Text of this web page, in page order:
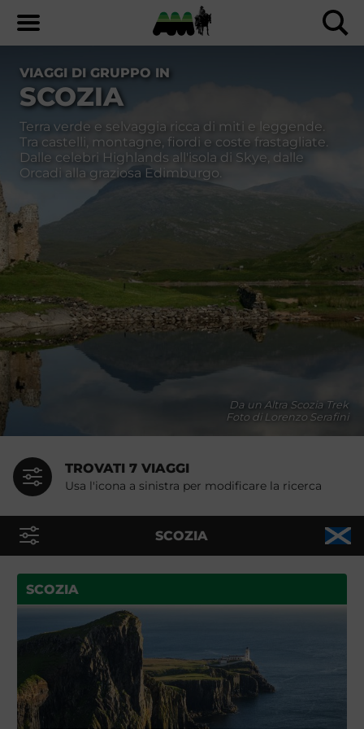
VIAGGI DI GRUPPO IN
SCOZIA
Terra verde e selvaggia ricca di miti e leggende.
Tra castelli, montagne, fiordi e coste frastagliate.
Dalle celebri Highlands all'isola di Skye, dalle
Orcadi alla graziosa Edimburgo.
Da un Altra Scozia Trek
Foto di Lorenzo Serafini
TROVATI 7 VIAGGI
Usa l'icona a sinistra per modificare la ricerca
SCOZIA
SCOZIA